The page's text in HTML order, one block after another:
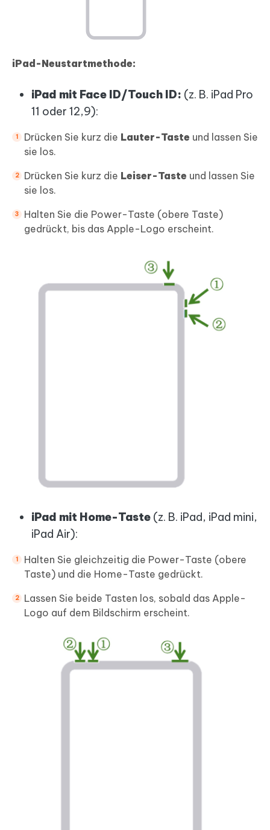
iPad-Neustartmethode:
iPad mit Face ID/Touch ID: (z. B. iPad Pro
11 oder 12,9):
Drücken Sie kurz die Lauter-Taste und lassen Sie
sie los.
Drücken Sie kurz die Leiser-Taste und lassen Sie
sie los.
Halten Sie die Power-Taste (obere Taste)
gedrückt, bis das Apple-Logo erscheint.
iPad mit Home-Taste (z. B. iPad, iPad mini,
iPad Air):
Halten Sie gleichzeitig die Power-Taste (obere
Taste) und die Home-Taste gedrückt.
Lassen Sie beide Tasten los, sobald das Apple-
Logo auf dem Bildschirm erscheint.